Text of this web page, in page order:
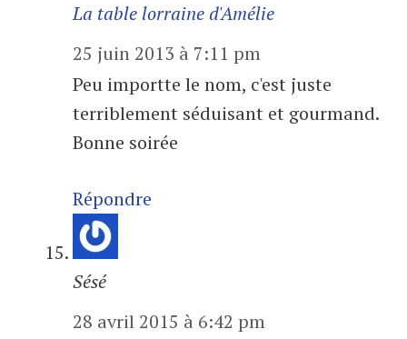
La table lorraine d'Amélie
25 juin 2013 à 7:11 pm
Peu importte le nom, c'est juste
terriblement séduisant et gourmand.
Bonne soirée
Répondre
Sésé
28 avril 2015 à 6:42 pm